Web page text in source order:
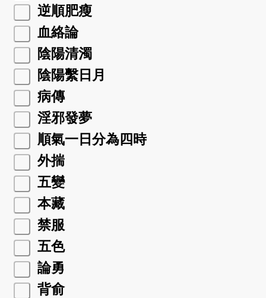
逆順肥瘦
血絡論
陰陽清濁
陰陽繫日月
病傳
淫邪發夢
順氣一日分為四時
外揣
五變
本藏
禁服
五色
論勇
背俞